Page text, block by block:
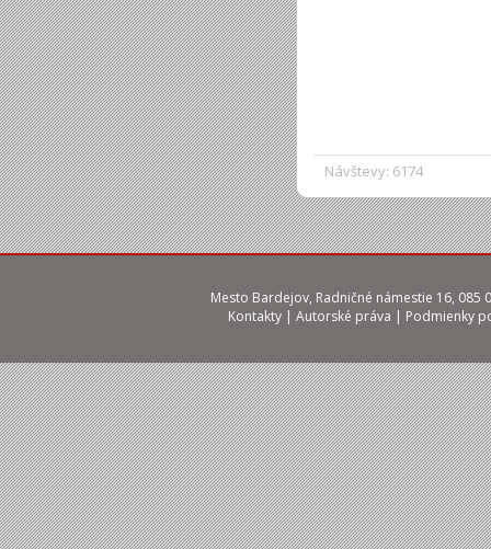
Návštevy: 6174
Mesto Bardejov, Radničné námestie 16, 085
Kontakty | Autorské práva | Podmienky